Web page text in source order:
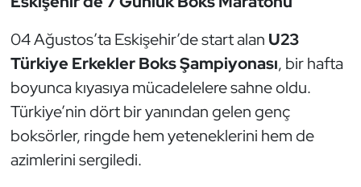
04 Ağustos’ta Eskişehir’de start alan U23
Türkiye Erkekler Boks Şampiyonası, bir hafta
boyunca kıyasıya mücadelelere sahne oldu.
Türkiye’nin dört bir yanından gelen genç
boksörler, ringde hem yeteneklerini hem de
azimlerini sergiledi.
E-Spor
Eskrim
Futbol